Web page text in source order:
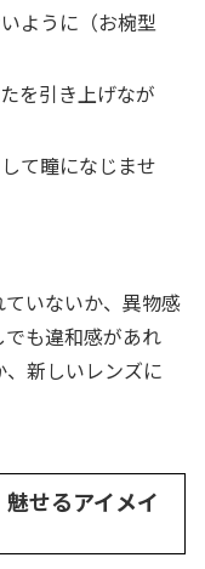
ように（お椀型
を引き上げなが
て瞳になじませ
いないか、異物感
も違和感があれ
新しいレンズに
せるアイメイ